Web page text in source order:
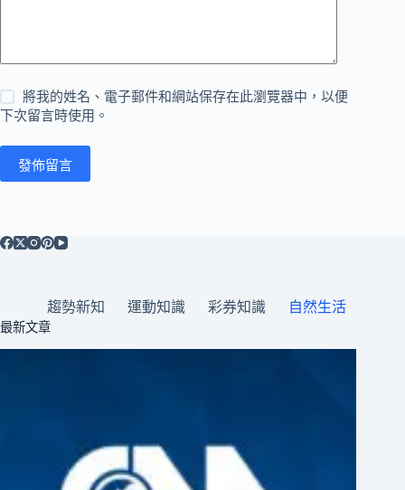
將我的姓名、電子郵件和網站保存在此瀏覽器中，以便
下次留言時使用。
發佈留言
趨勢新知 運動知識 彩券知識 自然生活
最新文章